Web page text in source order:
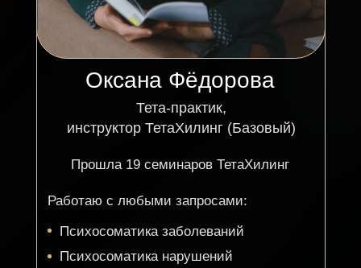
Прошла 19 семинаров ТетаХилинг
Работаю с любыми запросами:
С родителями
С окружением
Созависимые отношения
Родовые программы
Психосоматика нарушений